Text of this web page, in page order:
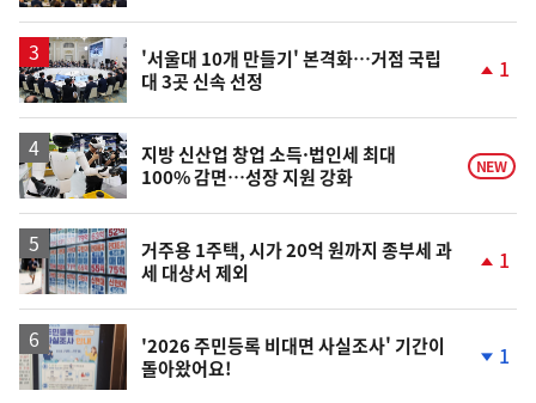
'서울대 10개 만들기' 본격화…거점 국립
대 3곳 신속 선정
승
1
지방 신산업 창업 소득·법인세 최대
100% 감면…성장 지원 강화
NEW
거주용 1주택, 시가 20억 원까지 종부세 과
세 대상서 제외
1
'2026 주민등록 비대면 사실조사' 기간이
돌아왔어요!
1